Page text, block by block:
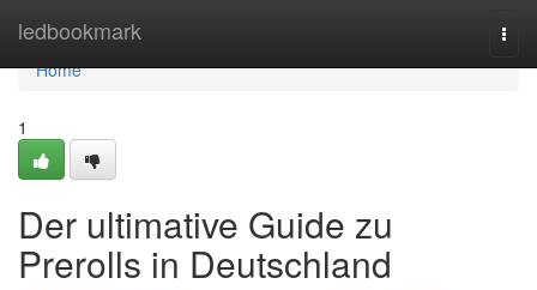
ledbookmark
Home
Home
1
Der ultimative Guide zu
Prerolls in Deutschland